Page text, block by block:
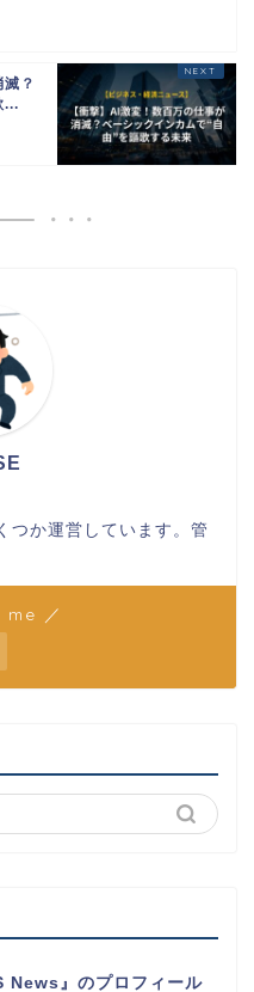
？
...
つか運営しています。管
me ／
News』のプロフィール